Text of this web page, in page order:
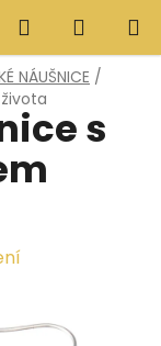
Hledat
KOŠÍK
NÁUŠNICE /
s